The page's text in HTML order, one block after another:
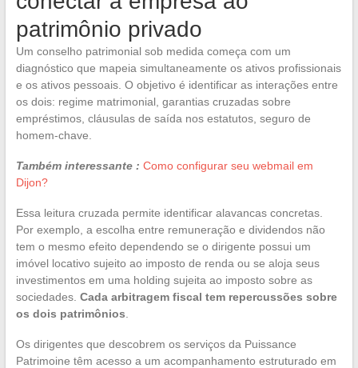
patrimônio privado
Um conselho patrimonial sob medida começa com um
diagnóstico que mapeia simultaneamente os ativos profissionais
e os ativos pessoais. O objetivo é identificar as interações entre
os dois: regime matrimonial, garantias cruzadas sobre
empréstimos, cláusulas de saída nos estatutos, seguro de
homem-chave.
Também interessante : Como configurar seu webmail em
Dijon?
Essa leitura cruzada permite identificar alavancas concretas.
Por exemplo, a escolha entre remuneração e dividendos não
tem o mesmo efeito dependendo se o dirigente possui um
imóvel locativo sujeito ao imposto de renda ou se aloja seus
investimentos em uma holding sujeita ao imposto sobre as
sociedades. Cada arbitragem fiscal tem repercussões sobre
os dois patrimônios
Os dirigentes que descobrem os serviços da Puissance
Patrimoine têm acesso a um acompanhamento estruturado em